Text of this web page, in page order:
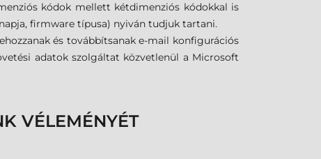
kódok mellett kétdimenziós kódokkal is
firmware típusa) nyiván tudjuk tartani.
és továbbítsanak e-mail konfigurációs
adatok szolgáltat közvetlenül a Microsoft
VÉLEMÉNYÉT